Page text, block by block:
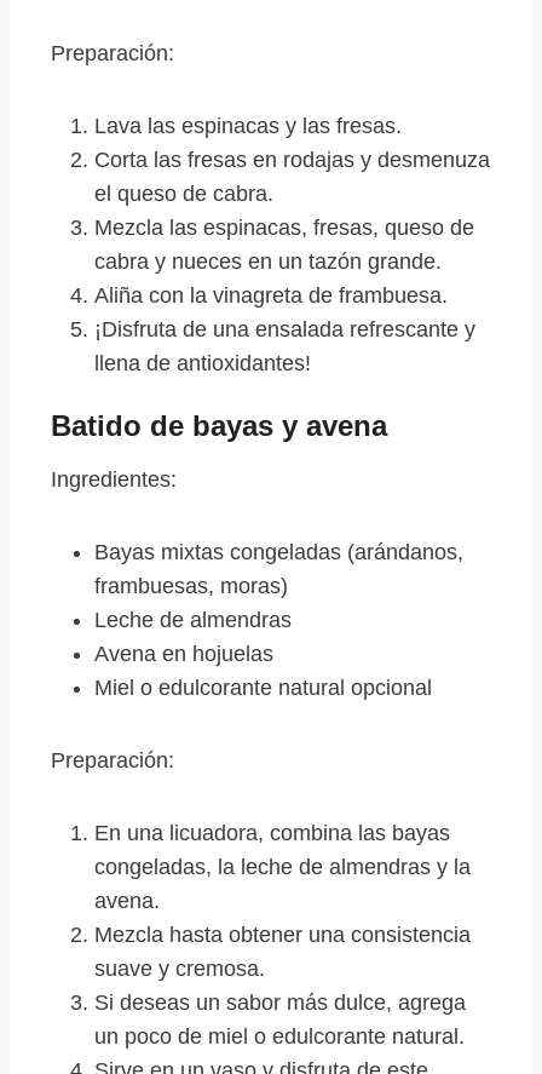
Preparación:
Lava las espinacas y las fresas.
Corta las fresas en rodajas y desmenuza
el queso de cabra.
Mezcla las espinacas, fresas, queso de
cabra y nueces en un tazón grande.
Aliña con la vinagreta de frambuesa.
¡Disfruta de una ensalada refrescante y
llena de antioxidantes!
Batido de bayas y avena
Ingredientes:
Bayas mixtas congeladas (arándanos,
frambuesas, moras)
Leche de almendras
Avena en hojuelas
Miel o edulcorante natural opcional
Preparación:
En una licuadora, combina las bayas
congeladas, la leche de almendras y la
avena.
Mezcla hasta obtener una consistencia
suave y cremosa.
Si deseas un sabor más dulce, agrega
un poco de miel o edulcorante natural.